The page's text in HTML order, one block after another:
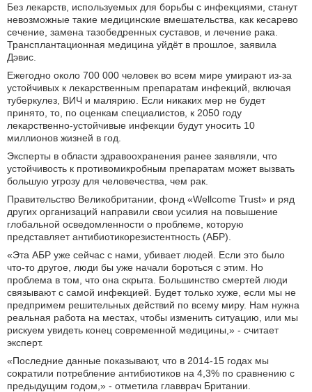
Без лекарств, используемых для борьбы с инфекциями, станут
невозможные такие медицинские вмешательства, как кесарево
сечение, замена тазобедренных суставов, и лечение рака.
Трансплантационная медицина уйдёт в прошлое, заявила
Дэвис.
Ежегодно около 700 000 человек во всем мире умирают из-за
устойчивых к лекарственным препаратам инфекций, включая
туберкулез, ВИЧ и малярию. Если никаких мер не будет
принято, то, по оценкам специалистов, к 2050 году
лекарственно-устойчивые инфекции будут уносить 10
миллионов жизней в год.
Эксперты в области здравоохранения ранее заявляли, что
устойчивость к противомикробным препаратам может вызвать
большую угрозу для человечества, чем рак.
Правительство Великобритании, фонд «Wellcome Trust» и ряд
других организаций направили свои усилия на повышение
глобальной осведомленности о проблеме, которую
представляет антибиотикорезистентность (АБР).
«Эта AБР уже сейчас с нами, убивает людей. Если это было
что-то другое, люди бы уже начали бороться с этим. Но
проблема в том, что она скрыта. Большинство смертей люди
связывают с самой инфекцией. Будет только хуже, если мы не
предпримем решительных действий по всему миру. Нам нужна
реальная работа на местах, чтобы изменить ситуацию, или мы
рискуем увидеть конец современной медицины,» - считает
эксперт.
«Последние данные показывают, что в 2014-15 годах мы
сократили потребление антибиотиков на 4,3% по сравнению с
предыдущим годом,» - отметила главврач Британии.